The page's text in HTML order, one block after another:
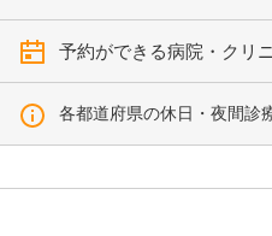
予約ができる病院・クリ
各都道府県の休日・夜間診